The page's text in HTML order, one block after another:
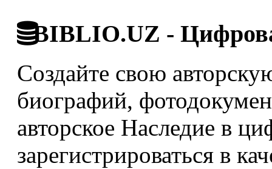
BIBLIO.UZ -
Создайте свою
биографий,
авторское Наследие в
зарегистрироваться в